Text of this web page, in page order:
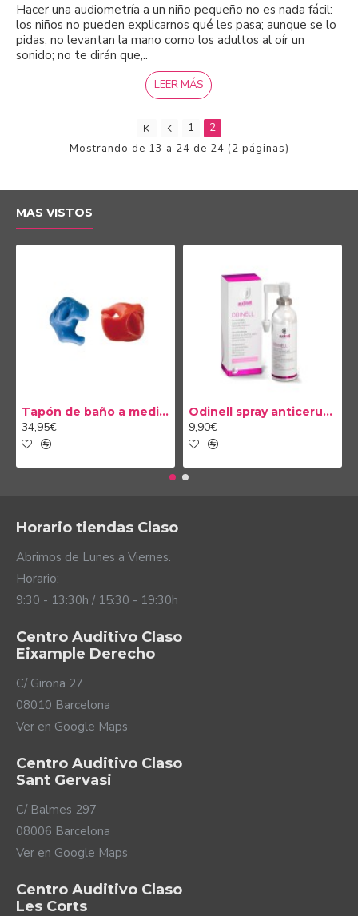
Hacer una audiometría a un niño pequeño no es nada fácil:
los niños no pueden explicarnos qué les pasa; aunque se lo
pidas, no levantan la mano como los adultos al oír un
sonido; no te dirán que,..
LEER MÁS
1
2
Mostrando de 13 a 24 de 24 (2 páginas)
MAS VISTOS
Tapón de baño a medida
34,95€
Odinell spray anticerumen 50ml
9,90€
Horario tiendas Claso
Abrimos de Lunes a Viernes.
Horario:
9:30 - 13:30h / 15:30 - 19:30h
Centro Auditivo Claso
Eixample Derecho
C/ Girona 27
08010 Barcelona
Ver en Google Maps
Centro Auditivo Claso
Sant Gervasi
C/ Balmes 297
08006 Barcelona
Ver en Google Maps
Centro Auditivo Claso
Les Corts